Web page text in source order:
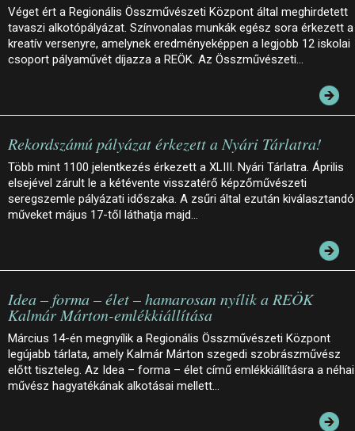
Véget ért a Regionális Összművészeti Központ által meghirdetett
tavaszi alkotópályázat. Színvonalas munkák egész sora érkezett a
kreatív versenyre, amelynek eredményeképpen a legjobb 12 iskolai
csoport pályaművét díjazza a REÖK. Az Összművészeti…
Rekordszámú pályázat érkezett a Nyári Tárlatra!
Több mint 1100 jelentkezés érkezett a XLIII. Nyári Tárlatra. Április
elsejével zárult le a kétévente visszatérő képzőművészeti
seregszemle pályázati időszaka. A zsűri által ezután kiválasztandó
műveket május 17-től láthatja majd…
Idea – forma – élet – hamarosan nyílik a REÖK
Kalmár Márton-emlékkiállítása
Március 14-én megnyílik a Regionális Összművészeti Központ
legújabb tárlata, amely Kalmár Márton szegedi szobrászművész
előtt tiszteleg. Az Idea – forma – élet című emlékkiállításra a néhai
művész hagyatékának alkotásai mellett…